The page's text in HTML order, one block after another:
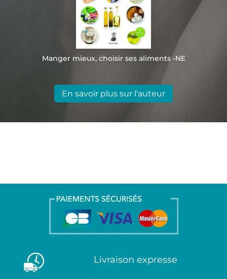
Manger mieux, choisir ses aliments -NE
En savoir plus sur l'auteur
Livraison expresse